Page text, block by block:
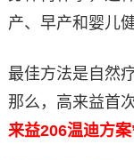
产、早产和婴儿
最佳方法是自然
那么，高来益首
来益206温迪方案